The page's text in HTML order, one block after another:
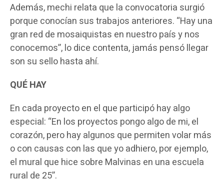
Además, mechi relata que la convocatoria surgió
porque conocían sus trabajos anteriores. “Hay una
gran red de mosaiquistas en nuestro país y nos
conocemos”, lo dice contenta, jamás pensó llegar
son su sello hasta ahí.
QUÉ HAY
En cada proyecto en el que participó hay algo
especial: “En los proyectos pongo algo de mi, el
corazón, pero hay algunos que permiten volar más
o con causas con las que yo adhiero, por ejemplo,
el mural que hice sobre Malvinas en una escuela
rural de 25”.